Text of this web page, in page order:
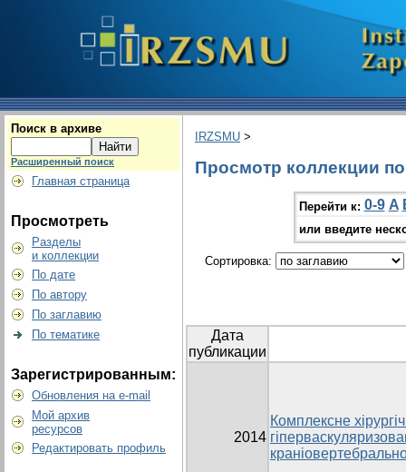
Поиск в архиве
Расширенный поиск
Главная страница
Просмотреть
Разделы
и коллекции
По дате
По автору
По заглавию
По тематике
Зарегистрированным:
Обновления на e-mail
Мой архив
ресурсов
Редактировать профиль
IRZSMU >
Просмотр коллекции
Перейти к: 0-9 A
или введите
Сортировка:
Дата
публикации
2014
Комплексне